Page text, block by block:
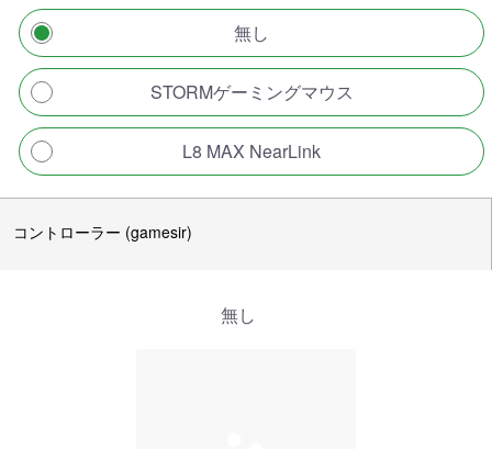
無し
STORMゲーミングマウス
L8 MAX NearLink
コントローラー (gamesir)
無し